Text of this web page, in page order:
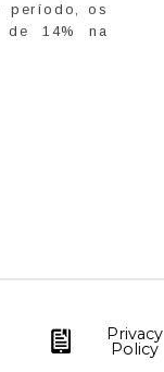
período, os
de 14% na
Privacy
Policy